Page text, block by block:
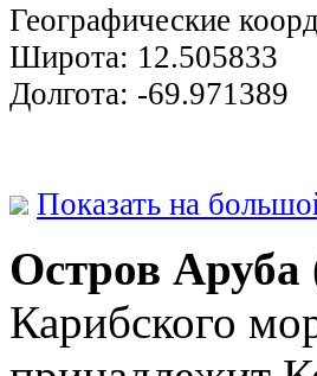
Географические
Широта: 12.505833
Долгота: -69.971389
Показать на
Остров Аруба
Карибского